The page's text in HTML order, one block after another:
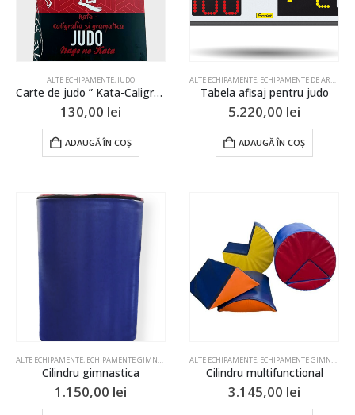
ALTE ECHIPAMENTE, JUDO
Carte de judo ” Kata-Caligrafia si gramatica judo Nage No Kata”
130,00 lei
ADAUGĂ ÎN COȘ
ALTE ECHIPAMENTE, ECHIPAMENTE DE ARBITRAJ
Tabela afisaj pentru judo
5.220,00 lei
ADAUGĂ ÎN COȘ
ALTE ECHIPAMENTE, ECHIPAMENTE GIMNASTICA ECHIPAMENTE LUPTE, GIMNASTICA,JUDO,LUPTE
Cilindru gimnastica
1.150,00 lei
ALTE ECHIPAMENTE, ECHIPAMENTE GIMNASTICA
Cilindru multifunctional
3.145,00 lei